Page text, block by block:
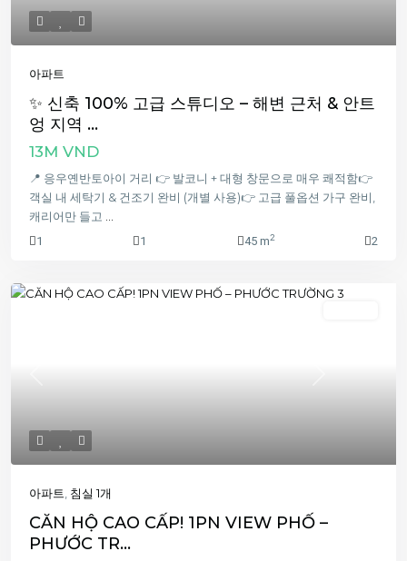
아파트
✨ 신축 100% 고급 스튜디오 – 해변 근처 & 안트
엉 지역 ...
13M VND
📍 응우옌반토아이 거리 👉 발코니 + 대형 창문으로 매우 쾌적함👉
객실 내 세탁기 & 건조기 완비 (개별 사용)👉 고급 풀옵션 가구 완비,
캐리어만 들고
1 1 45 m2 2
아파트 침실 1개
CĂN HỘ CAO CẤP! 1PN VIEW PHỐ –
PHƯỚC TR...